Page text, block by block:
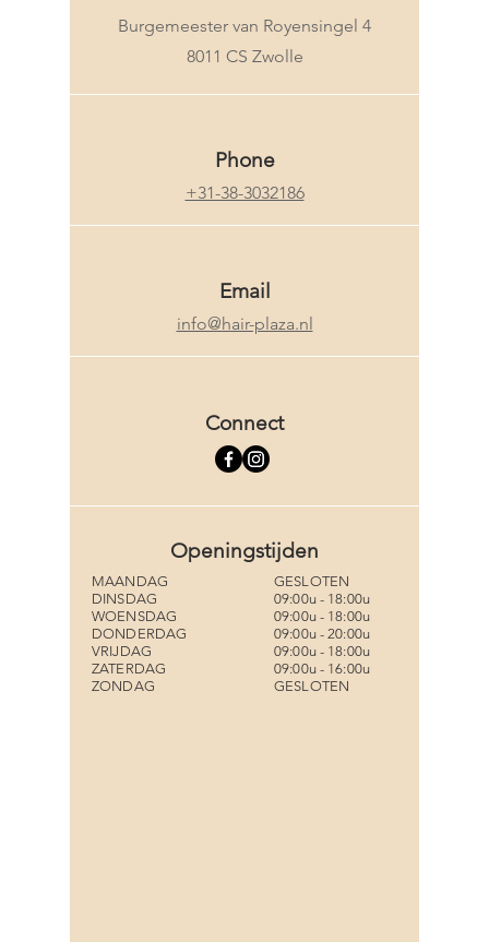
Burgemeester van Royensingel 4
8011 CS Zwolle
Phone
+31-38-3032186
Email
info@hair-plaza.nl
Connect
Openingstijden
MAANDAG
DINSDAG
WOENSDAG
DONDERDAG
VRIJDAG
ZATERDAG
ZONDAG
GESLOTEN
09:00u - 18:00u
09:00u - 18:00u
09:00u - 20:00u
09:00u - 18:00u
09:00u - 16:00u
GESLOTEN